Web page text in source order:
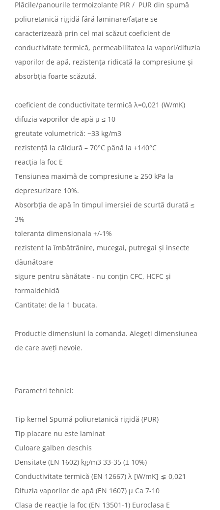
Plăcile/panourile termoizolante PIR / PUR din spumă
poliuretanică rigidă fără laminare/fațare se
caracterizează prin cel mai scăzut coeficient de
conductivitate termică, permeabilitatea la vapori/difuzia
vaporilor de apă, rezistența ridicată la compresiune și
absorbția foarte scăzută.
coeficient de conductivitate termică λ=0,021 (W/mK)
difuzia vaporilor de apă µ ≤ 10
greutate volumetrică: ~33 kg/m3
rezistență la căldură – 70°C până la +140°C
reacția la foc E
Tensiunea maximă de compresiune ≥ 250 kPa la
depresurizare 10%.
Absorbția de apă în timpul imersiei de scurtă durată ≤
3%
toleranta dimensionala +/-1%
rezistent la îmbătrânire, mucegai, putregai și insecte
dăunătoare
sigure pentru sănătate - nu conțin CFC, HCFC și
formaldehidă
Cantitate: de la 1 bucata.
Productie dimensiuni la comanda. Alegeți dimensiunea
de care aveți nevoie.
Parametri tehnici:
Tip kernel Spumă poliuretanică rigidă (PUR)
Tip placare nu este laminat
Culoare galben deschis
Densitate (EN 1602) kg/m3 33-35 (± 10%)
Conductivitate termică (EN 12667) λ [W/mK] ⪇ 0,021
Difuzia vaporilor de apă (EN 1607) µ Ca 7-10
Clasa de reacție la foc (EN 13501-1) Euroclasa E